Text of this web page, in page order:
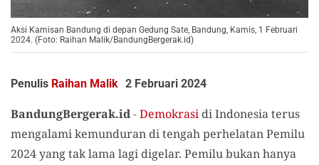
Aksi Kamisan Bandung di depan Gedung Sate, Bandung, Kamis, 1 Februari
2024. (Foto: Raihan Malik/BandungBergerak.id)
Penulis Raihan Malik 2 Februari 2024
BandungBergerak.id-Demokrasi di Indonesia terus
mengalami kemunduran di tengah perhelatan Pemilu
2024 yang tak lama lagi digelar. Pemilu bukan hanya